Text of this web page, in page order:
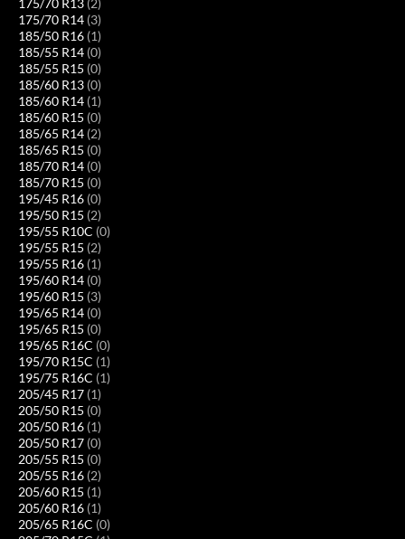
175/70 R14 (3)
185/50 R16 (1)
185/55 R14 (0)
185/55 R15 (0)
185/60 R13 (0)
185/60 R14 (1)
185/60 R15 (0)
185/65 R14 (2)
185/65 R15 (0)
185/70 R14 (0)
185/70 R15 (0)
195/45 R16 (0)
195/50 R15 (2)
195/55 R10C (0)
195/55 R15 (2)
195/55 R16 (1)
195/60 R14 (0)
195/60 R15 (3)
195/65 R14 (0)
195/65 R15 (0)
195/65 R16C (0)
195/70 R15C (1)
195/75 R16C (1)
205/45 R17 (1)
205/50 R15 (0)
205/50 R16 (1)
205/50 R17 (0)
205/55 R15 (0)
205/55 R16 (2)
205/60 R15 (1)
205/60 R16 (1)
205/65 R16C (0)